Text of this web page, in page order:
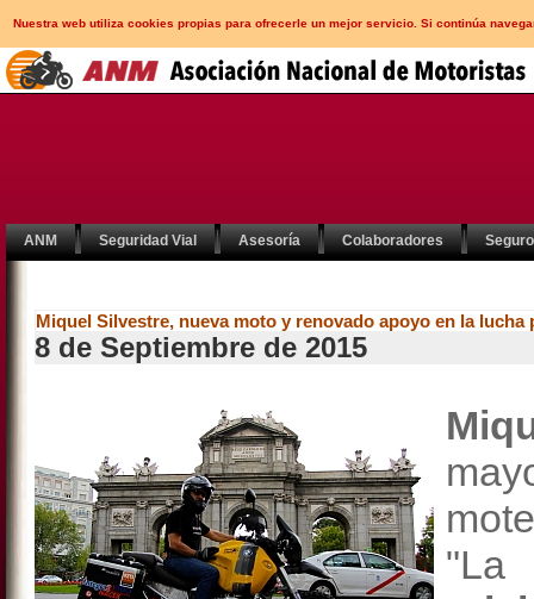
Nuestra web utiliza cookies propias para ofrecerle un mejor servicio. Si continúa
ANM Seguridad Vial Asesoría Colaboradores
Miquel Silvestre, nueva moto y renovado apoyo en la
8 de Septiembre de 2015